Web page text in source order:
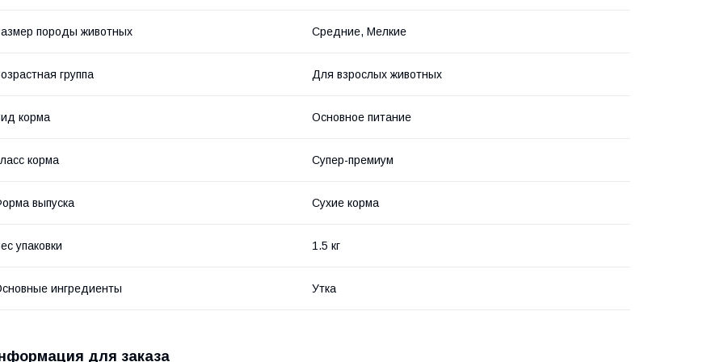
породы животных Средние, Мелкие
группа Для взрослых животных
корма Основное питание
корма Супер-премиум
выпуска Сухие корма
упаковки 1.5 кг
ингредиенты Утка
для заказа